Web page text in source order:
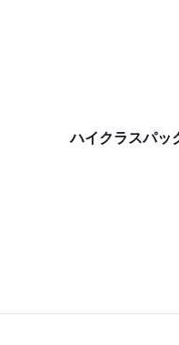
ハイクラスパッ